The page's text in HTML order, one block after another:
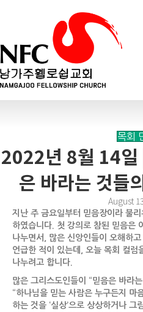
목회
2022년 8월 14일
은 바라는 것들
August
지난 주 금요일부터 믿음장이라 불리
하였습니다. 첫 강의로 참된 믿음은
나누면서, 많은 신앙인들이 오해하
언급한 적이 있는데, 오늘 목회 컬럼
나누려고 합니다.
많은 그리스도인들이 “믿음은 바라
“하나님을 믿는 사람은 누구든지 마
하는 것을 ‘실상’으로 상상하거나